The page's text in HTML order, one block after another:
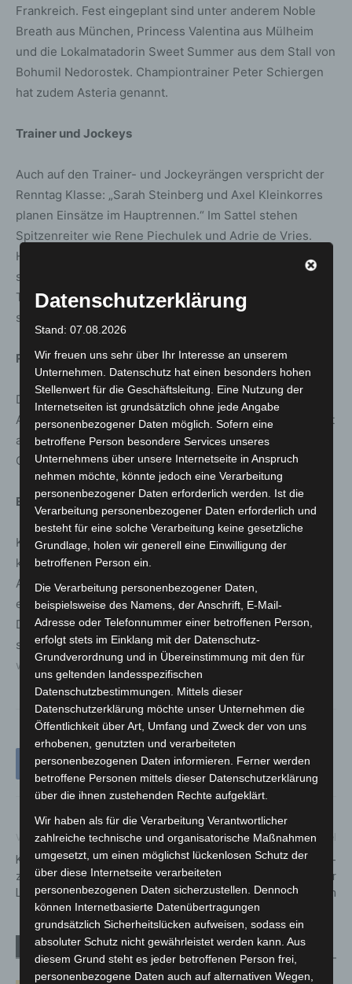
Frankreich. Fest eingeplant sind unter anderem Noble
Breath aus München, Princess Valentina aus Mülheim
und die Lokalmatadorin Sweet Summer aus dem Stall von
Bohumil Nedorostek. Championtrainer Peter Schiergen
hat zudem Asteria genannt.
Trainer und Jockeys
Auch auf den Trainer- und Jockeyrängen verspricht der
Renntag Klasse: „Sarah Steinberg und Axel Kleinkorres
planen Einsätze im Hauptrennen.“ Im Sattel stehen
Spitzenreiter wie Rene Piechulek und Adrie de Vries.
Hinzu kommen der auf der Neuen Bult tätige David Liska
sowie der formstarke Nachwuchsreiter Esentur
Turganaaly Uulu, die ebenfalls für sportliche Höhepunkte
sorgen dürften.
Rahmenprogramm für die ganze Familie
Der große Bauernmarkt mit seinen vielen Mitmach-
Aktionen, Vorführungen und regionalen Angeboten sticht
auch diesmal wieder hervor und bietet Unterhaltung für
Groß und Klein.
Eintritt und Tickets
Kinder bis 12 Jahre erhalten freien Eintritt. Tickets
kosten im Vorverkauf 12 Euro und sind online erhältlich.
An den Tageskassen beträgt der Eintritt 14 Euro,
ermäßigt für Schüler, Studierende und weitere Gruppen.
Der Einlass startet um 11:30 Uhr. Weitere Informationen
sowie den Zugang zum Ticketshop gibt es auf
www.neuebult.de.
Vorheriger Artikel
Kostenlose Beratung beim
zweiten Energietreff 2025 in
Langenhagen
Nächster Artikel
Herbstliches Shopping-
Erlebnis im City Center
Langenhagen
Verwandte Artikel Mehr vom Autor
Datenschutzerklärung
Stand: 07.08.2026
Wir freuen uns sehr über Ihr Interesse an unserem
Unternehmen. Datenschutz hat einen besonders hohen
Stellenwert für die Geschäftsleitung. Eine Nutzung der
Internetseiten ist grundsätzlich ohne jede Angabe
personenbezogener Daten möglich. Sofern eine
betroffene Person besondere Services unseres
Unternehmens über unsere Internetseite in Anspruch
nehmen möchte, könnte jedoch eine Verarbeitung
personenbezogener Daten erforderlich werden. Ist die
Verarbeitung personenbezogener Daten erforderlich und
besteht für eine solche Verarbeitung keine gesetzliche
Grundlage, holen wir generell eine Einwilligung der
betroffenen Person ein.
Die Verarbeitung personenbezogener Daten,
beispielsweise des Namens, der Anschrift, E-Mail-
Adresse oder Telefonnummer einer betroffenen Person,
erfolgt stets im Einklang mit der Datenschutz-
Grundverordnung und in Übereinstimmung mit den für
uns geltenden landesspezifischen
Datenschutzbestimmungen. Mittels dieser
Datenschutzerklärung möchte unser Unternehmen die
Öffentlichkeit über Art, Umfang und Zweck der von uns
erhobenen, genutzten und verarbeiteten
personenbezogenen Daten informieren. Ferner werden
betroffene Personen mittels dieser Datenschutzerklärung
über die ihnen zustehenden Rechte aufgeklärt.
Wir haben als für die Verarbeitung Verantwortlicher
zahlreiche technische und organisatorische Maßnahmen
umgesetzt, um einen möglichst lückenlosen Schutz der
über diese Internetseite verarbeiteten
personenbezogenen Daten sicherzustellen. Dennoch
können Internetbasierte Datenübertragungen
grundsätzlich Sicherheitslücken aufweisen, sodass ein
absoluter Schutz nicht gewährleistet werden kann. Aus
diesem Grund steht es jeder betroffenen Person frei,
personenbezogene Daten auch auf alternativen Wegen,